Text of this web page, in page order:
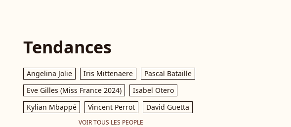
Tendances
Angelina Jolie Iris Mittenaere
Pascal Bataille
Eve Gilles (Miss France 2024)
Isabel Otero
Kylian Mbappé
Vincent Perrot David Guetta
VOIR TOUS LES PEOPLE